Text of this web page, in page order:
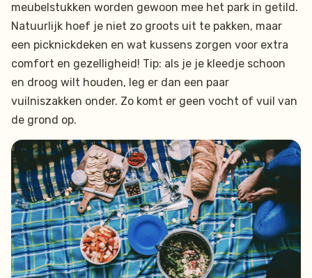
meubelstukken worden gewoon mee het park in getild.
Natuurlijk hoef je niet zo groots uit te pakken, maar
een picknickdeken en wat kussens zorgen voor extra
comfort en gezelligheid! Tip: als je je kleedje schoon
en droog wilt houden, leg er dan een paar
vuilniszakken onder. Zo komt er geen vocht of vuil van
de grond op.